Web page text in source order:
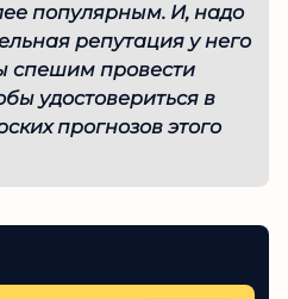
ресурсах и
популярным. И,
есть. Так что мы
анализ, чтобы
этого капера.